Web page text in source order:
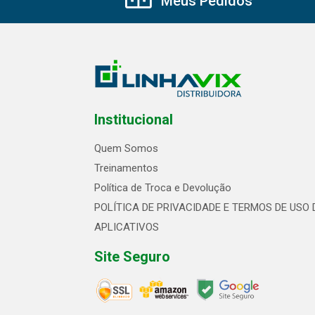
Institucional
Quem Somos
Treinamentos
Política de Troca e Devolução
POLÍTICA DE PRIVACIDADE E TERMOS DE USO
APLICATIVOS
Site Seguro